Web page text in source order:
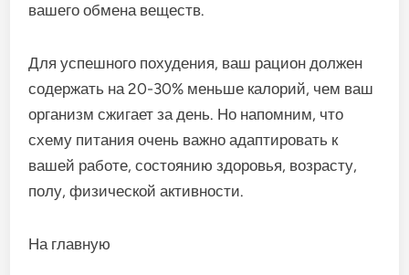
вашего обмена веществ.
Для успешного похудения, ваш рацион должен
содержать на 20-30% меньше калорий, чем ваш
организм сжигает за день. Но напомним, что
схему питания очень важно адаптировать к
вашей работе, состоянию здоровья, возрасту,
полу, физической активности.
На главную